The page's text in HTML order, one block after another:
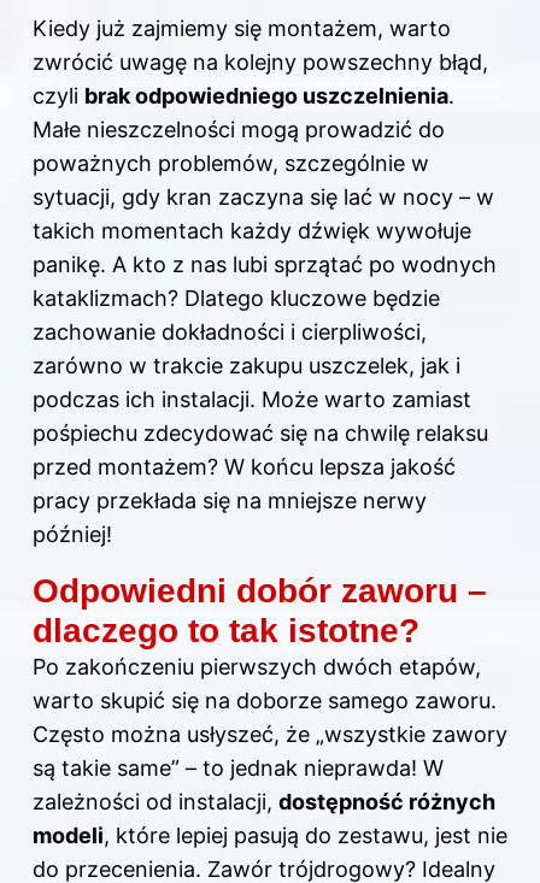
Kiedy już zajmiemy się montażem, warto
zwrócić uwagę na kolejny powszechny błąd,
czyli brak odpowiedniego uszczelnienia.
Małe nieszczelności mogą prowadzić do
poważnych problemów, szczególnie w
sytuacji, gdy kran zaczyna się lać w nocy – w
takich momentach każdy dźwięk wywołuje
panikę. A kto z nas lubi sprzątać po wodnych
kataklizmach? Dlatego kluczowe będzie
zachowanie dokładności i cierpliwości,
zarówno w trakcie zakupu uszczelek, jak i
podczas ich instalacji. Może warto zamiast
pośpiechu zdecydować się na chwilę relaksu
przed montażem? W końcu lepsza jakość
pracy przekłada się na mniejsze nerwy
później!
Odpowiedni dobór zaworu –
dlaczego to tak istotne?
Po zakończeniu pierwszych dwóch etapów,
warto skupić się na doborze samego zaworu.
Często można usłyszeć, że „wszystkie zawory
są takie same” – to jednak nieprawda! W
zależności od instalacji, dostępność różnych
modeli, które lepiej pasują do zestawu, jest nie
do przecenienia. Zawór trójdrogowy? Idealny